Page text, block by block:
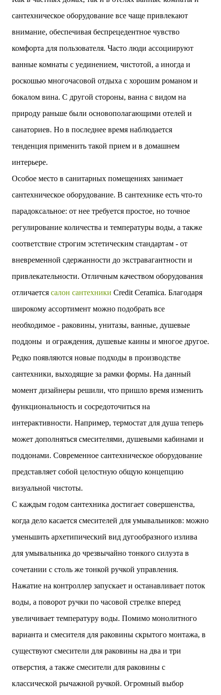
— социального назначения, общая площадь 5 364
м²) и «Opale & Sens» (38 квартир, включая 11
113 жилых единиц спроектированы с учетом
строгих норм пожарной безопасности,
инклюзивности. Успех проекта был подтвержден
победой в городском конкурсе 2021 года и
пирамида глобального качества» от Федерации
застройщиков Окситании в 2024 году. Концепция
средиземноморский манифест. Архитекторы
стремились объединить память о военном
сантехническое оборудование все чаще привлекают
внимание, обеспечивая беспрецедентное чувство
комфорта для пользователя. Часто люди ассоциируют
ванные комнаты с уединением, чистотой, а иногда и
роскошью многочасовой отдыха с хорошим романом и
бокалом вина. С другой стороны, ванна с видом на
природу раньше были основополагающими отелей и
санаториев. Но в последнее время наблюдается
тенденция применить такой прием и в домашнем
интерьере.
Особое место в санитарных помещениях занимает
сантехническое оборудование. В сантехнике есть что-то
парадоксальное: от нее требуется простое, но точное
регулирование количества и температуры воды, а также
соответствие строгим эстетическим стандартам - от
вневременной сдержанности до экстравагантности и
привлекательности. Отличным качеством оборудования
отличается салон сантехники Credit Ceramica. Благодаря
широкому ассортимент можно подобрать все
необходимое - раковины, унитазы, ванные, душевые
поддоны и ограждения, душевые каины и многое другое.
Редко появляются новые подходы в производстве
сантехники, выходящие за рамки формы. На данный
момент дизайнеры решили, что пришло время изменить
функциональность и сосредоточиться на
интерактивности. Например, термостат для душа теперь
может дополняться смесителями, душевыми кабинами и
поддонами. Современное сантехническое оборудование
представляет собой целостную общую концепцию
визуальной чистоты.
С каждым годом сантехника достигает совершенства,
когда дело касается смесителей для умывальников: можно
уменьшить архетипический вид дугообразного излива
для умывальника до чрезвычайно тонкого силуэта в
сочетании с столь же тонкой ручкой управления.
Нажатие на контроллер запускает и останавливает поток
воды, а поворот ручки по часовой стрелке вперед
увеличивает температуру воды. Помимо монолитного
варианта и смесителя для раковины скрытого монтажа, в
существуют смесители для раковины на два и три
отверстия, а также смесители для раковины с
классической рычажной ручкой. Огромный выбор